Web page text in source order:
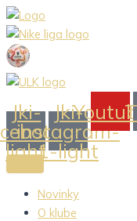
Preskočiť
na
obsah
Jki-
light
Jki-
instagram-
1-light
Novinky
O klube